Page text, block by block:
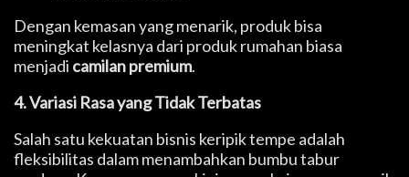
Dengan kemasan yang menarik, produk bisa
meningkat kelasnya dari produk rumahan biasa
menjadi camilan premium.
4. Variasi Rasa yang Tidak Terbatas
Salah satu kekuatan bisnis keripik tempe adalah
fleksibilitas dalam menambahkan bumbu tabur